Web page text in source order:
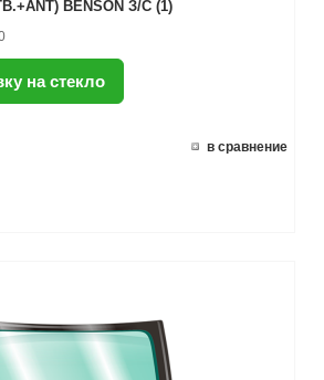
BENSON З/С (1)
на стекло
в сравнение